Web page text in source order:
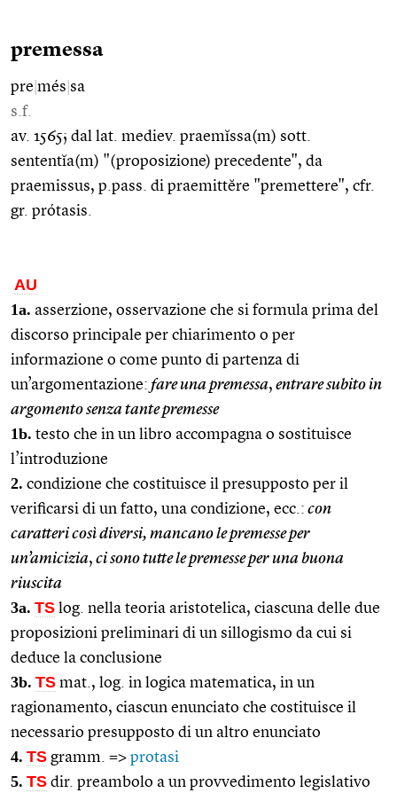
premessa
pre més sa
s.f.
av. 1565; dal lat. mediev. praemĭssa(m) sott.
sententĭa(m) "(proposizione) precedente", da
praemissus, p.pass. di praemittĕre "premettere", cfr.
gr. prótasis.
AU
1a. asserzione, osservazione che si formula prima del
discorso principale per chiarimento o per
informazione o come punto di partenza di
un’argomentazione: fare una premessa, entrare subito in
argomento senza tante premesse
1b. testo che in un libro accompagna o sostituisce
l’introduzione
2. condizione che costituisce il presupposto per il
verificarsi di un fatto, una condizione, ecc.: con
caratteri così diversi, mancano le premesse per
un’amicizia, ci sono tutte le premesse per una buona
riuscita
3a. TS log. nella teoria aristotelica, ciascuna delle due
proposizioni preliminari di un sillogismo da cui si
deduce la conclusione
3b. TS mat., log. in logica matematica, in un
ragionamento, ciascun enunciato che costituisce il
necessario presupposto di un altro enunciato
4. TS gramm. => protasi
5. TS dir. preambolo a un provvedimento legislativo